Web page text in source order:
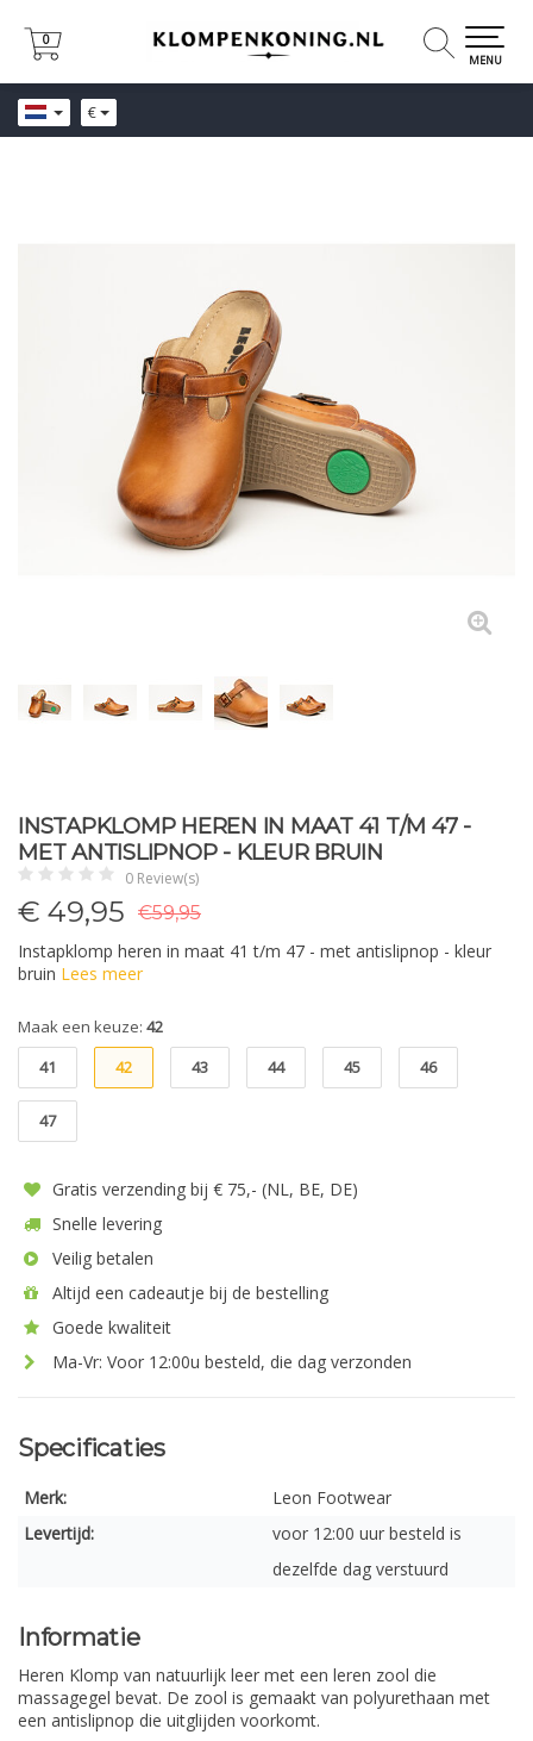
€
0
0
MENU
INSTAPKLOMP HEREN IN MAAT 41 T/M 47 -
MET ANTISLIPNOP - KLEUR BRUIN
0 Review(s)
€ 49,95
€59,95
Instapklomp heren in maat 41 t/m 47 - met antislipnop - kleur
bruin Lees meer
Maak een keuze: 42
41
42 43 44 45 46
47
Gratis verzending bij € 75,- (NL, BE, DE)
Snelle levering
Veilig betalen
Altijd een cadeautje bij de bestelling
Goede kwaliteit
Ma-Vr: Voor 12:00u besteld, die dag verzonden
Specificaties
Merk:
Leon Footwear
Levertijd:
voor 12:00 uur besteld is
dezelfde dag verstuurd
Informatie
Heren Klomp van natuurlijk leer met een leren zool die
massagegel bevat. De zool is gemaakt van polyurethaan met
een antislipnop die uitglijden voorkomt.